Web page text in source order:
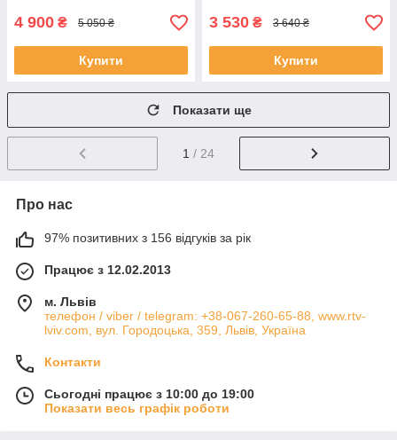
4 900 ₴ 5 050 ₴
Купити
3 530 ₴ 3 640 ₴
Купити
Показати ще
1 / 24
Про нас
97% позитивних з 156 відгуків за рік
Працює з 12.02.2013
м. Львів
телефон / viber / telegram: +38-067-260-65-88, www.rtv-
lviv.com, вул. Городоцька, 359, Львів, Україна
Контакти
Сьогодні працює з 10:00 до 19:00
Показати весь графік роботи